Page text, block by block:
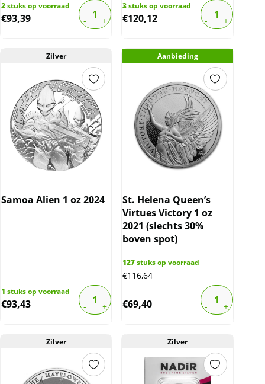
2stuks op voorraad
€93,39
3stuks op voorraad
€120,12
Zilver
Samoa Alien 1 oz 2024
1 stuks op voorraad
€93,43
Aanbieding
St. Helena Queen’s
Virtues Victory 1 oz
2021 (slechts 30%
boven spot)
127stuks op voorraad
€116,64
€69,40
Zilver Zilver